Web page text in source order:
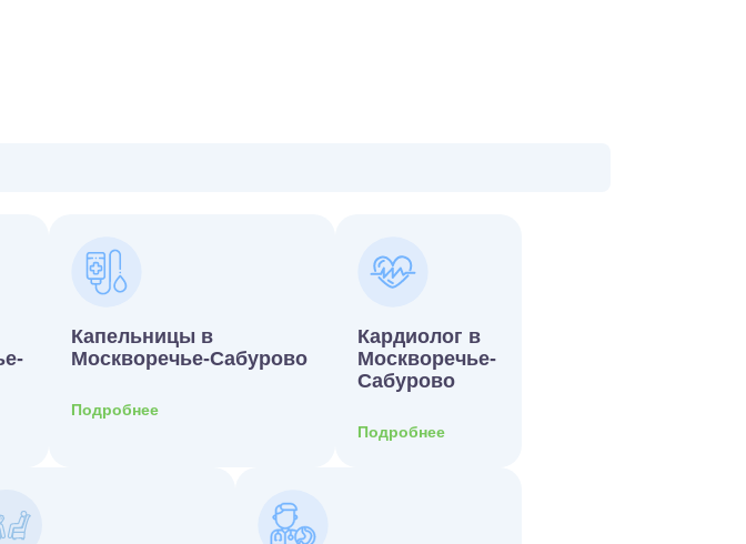
Капельницы в
Москворечье-Сабурово
Подробнее
Кардиолог в
Москворечье-
Сабурово
Подробнее